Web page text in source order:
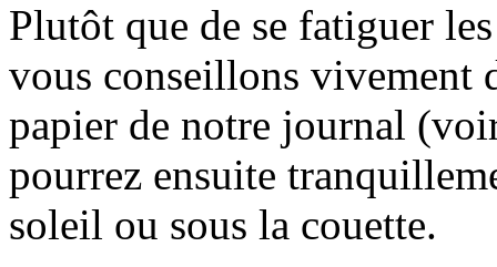
Plutôt que de se fatiguer
vous conseillons vivement
papier de notre journal
pourrez ensuite
soleil ou sous la couette.